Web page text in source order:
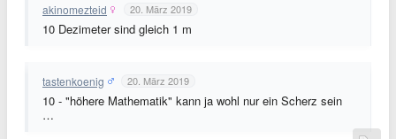
akinomezteid 20. März 2019
10 Dezimeter sind gleich 1 m
tastenkoenig 20. März 2019
10 - "höhere Mathematik" kann ja wohl nur ein Scherz sein
…